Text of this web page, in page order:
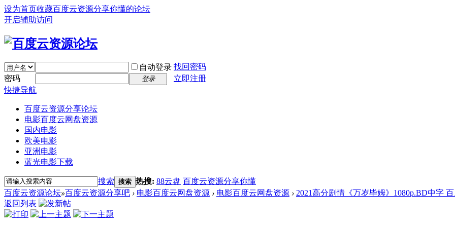
设为首页收藏百度云资源分享你懂的论坛
开启辅助访问
自动登录 找回密码
密码
登录
立即注册
快捷导航
百度云资源分享论坛
电影百度云网盘资源
国内电影
欧美电影
亚洲电影
蓝光电影下载
搜索 搜索 热搜: 88云盘 百度云资源分享你懂
百度云资源论坛»百度云资源分享吧 › 电影百度云网盘资源 › 电影百度云网盘资源 › 2021高分剧情《万岁毕姆》1080p.BD中字
返回列表